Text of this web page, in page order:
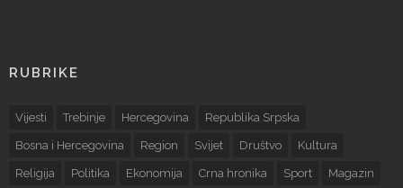
RUBRIKE
Vijesti Trebinje Hercegovina Republika Srpska
Bosna i Hercegovina Region Svijet Društvo Kultura
Religija Politika Ekonomija Crna hronika Sport Magazin